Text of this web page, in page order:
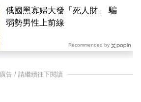
俄國黑寡婦大發「死人財」 騙
弱勢男性上前線
Recommended by
廣告 / 請繼續往下閱讀